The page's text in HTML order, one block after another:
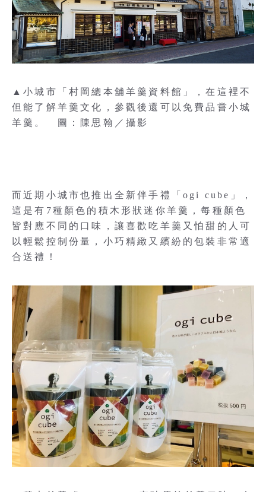
▲小城市「村岡總本舖羊羹資料館」，在這裡不
但能了解羊羹文化，參觀後還可以免費品嘗小城
羊羹。 圖：陳思翰／攝影
而近期小城市也推出全新伴手禮「ogi cube」，
這是有7種顏色的積木形狀迷你羊羹，每種顏色
皆對應不同的口味，讓喜歡吃羊羹又怕甜的人可
以輕鬆控制份量，小巧精緻又繽紛的包裝非常適
合送禮！